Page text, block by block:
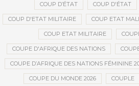
COUP D’ÉTAT COUP D'ÉTAT
COUP D'ETAT MILITAIRE COUP ETAT MALI
COUP ETAT MILITAIRE
COUPE D'AFRIQUE DES NATIONS
COUPE D’AFRIQUE DES NATIONS FÉMININE
COUPE DU MONDE 2026 COUPLE